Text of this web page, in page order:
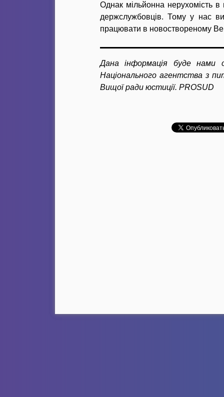
Однак мільйонна нерухомість
держслужбовців. Тому у нас
працювати в новоствореному
Дана інформація буде нами
Національного агентства з
Вищої ради юстиції. PROSUD